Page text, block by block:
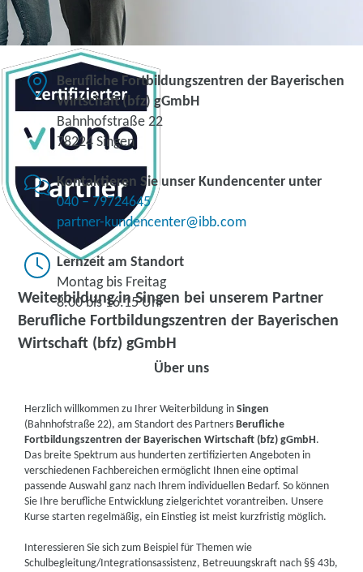
Weiterbildung in Singen bei unserem Partner
Berufliche Fortbildungszentren der Bayerischen
Wirtschaft (bfz) gGmbH
Berufliche Fortbildungszentren der Bayerischen
Wirtschaft (bfz) gGmbH
Bahnhofstraße 22
78224 Singen
Kontaktieren Sie unser Kundencenter unter
040 – 79724645
partner-kundencenter@ibb.com
Lernzeit am Standort
Montag bis Freitag
8.00 bis 16.15 Uhr
Über uns
Herzlich willkommen zu Ihrer Weiterbildung inSingen
(Bahnhofstraße 22), am Standort des PartnersBerufliche
Fortbildungszentren der Bayerischen Wirtschaft (bfz) gGmbH.
Das breite Spektrum aus hunderten zertifizierten Angeboten in
verschiedenen Fachbereichen ermöglicht Ihnen eine optimal
passende Auswahl ganz nach Ihrem individuellen Bedarf. So können
Sie Ihre berufliche Entwicklung zielgerichtet vorantreiben. Unsere
Kurse starten regelmäßig, ein Einstieg ist meist kurzfristig möglich.
Interessieren Sie sich zum Beispiel für Themen wie
Schulbegleitung/Integrationsassistenz, Betreuungskraft nach §§ 43b,